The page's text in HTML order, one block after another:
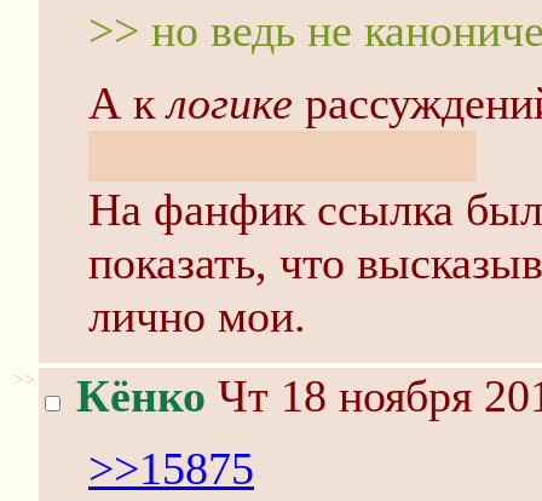
>> но ведь не
А клогике
На фанфик ссылка
показать, что
лично мои.
>> Кёнко Чт 18 ноября
>>15875